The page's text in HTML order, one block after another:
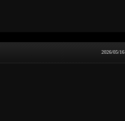
2026/05/16